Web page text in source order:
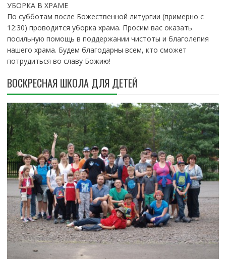
УБОРКА В ХРАМЕ
По субботам после Божественной литургии (примерно с
12:30) проводится уборка храма. Просим вас оказать
посильную помощь в поддержании чистоты и благолепия
нашего храма. Будем благодарны всем, кто сможет
потрудиться во славу Божию!
ВОСКРЕСНАЯ ШКОЛА ДЛЯ ДЕТЕЙ